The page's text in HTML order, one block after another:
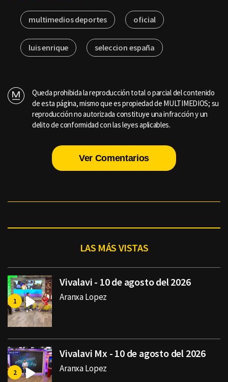
multimedios deportes oficial
luis enrique seleccion españa
Queda prohibida la reproducción total o parcial del contenido
de esta página, mismo que es propiedad de MULTIMEDIOS; su
reproducción no autorizada constituye una infracción y un
delito de conformidad con las leyes aplicables.
Ver Comentarios
LAS MÁS VISTAS
Vivalavi - 10 de agosto del 2026
Aranxa Lopez
Vivalavi Mx - 10 de agosto del 2026
Aranxa Lopez